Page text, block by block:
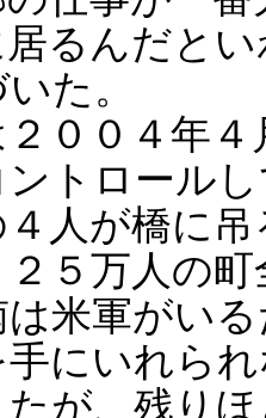
るんだと
た。
００４年４
トロール
人が橋に
５万人の
米軍がい
にいれら
が、残り